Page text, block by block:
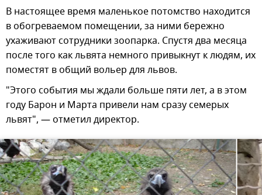
В настоящее время маленькое потомство находится
в обогреваемом помещении, за ними бережно
ухаживают сотрудники зоопарка. Спустя два месяца
после того как львята немного привыкнут к людям, их
поместят в общий вольер для львов.
"Этого события мы ждали больше пяти лет, а в этом
году Барон и Марта привели нам сразу семерых
львят", — отметил директор.